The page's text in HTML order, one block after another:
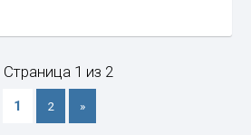
Страница 1 из 2
1 2 »